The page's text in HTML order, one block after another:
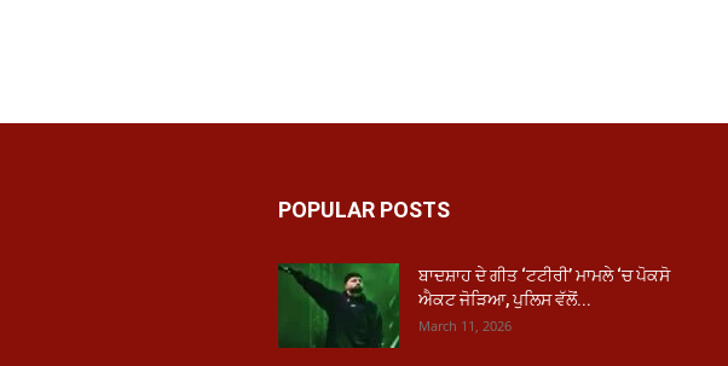
POPULAR POSTS
ਬਾਦਸ਼ਾਹ ਦੇ ਗੀਤ ‘ਟਟੀਰੀ’ ਮਾਮਲੇ ‘ਚ ਪੋਕਸੋ
ਐਕਟ ਜੋੜਿਆ, ਪੁਲਿਸ ਵੱਲੋਂ...
March 11, 2026